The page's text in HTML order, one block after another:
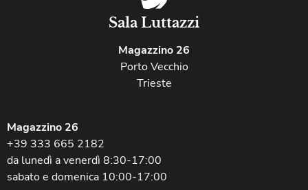
Sala Luttazzi
Magazzino 26
Porto Vecchio
Trieste
Magazzino 26
+39 333 665 2182
da lunedì a venerdì 8:30-17:00
sabato e domenica 10:00-17:00